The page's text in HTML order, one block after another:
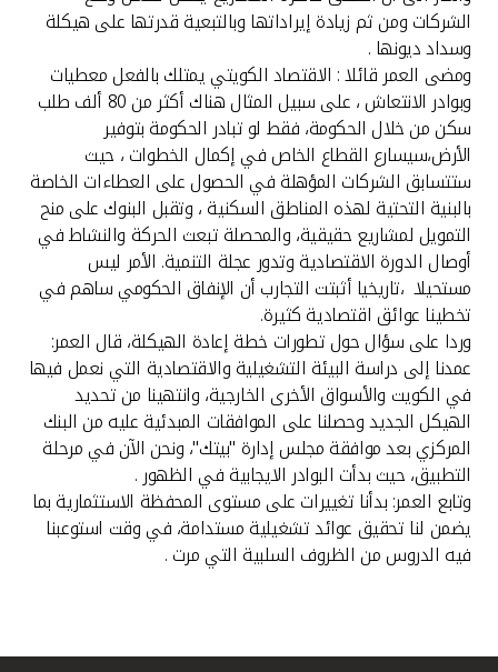
الشركات ومن ثم زيادة إيراداتها وبالتبعية قدرتها على هيكلة
وسداد ديونها .
ومضى العمر قائلا : الاقتصاد الكويتي يمتلك بالفعل معطيات
وبوادر الانتعاش ، على سبيل المثال هناك أكثر من 80 ألف طلب
سكن من خلال الحكومة، فقط لو تبادر الحكومة بتوفير
الأرض،سيسارع القطاع الخاص في إكمال الخطوات ، حيث
ستتسابق الشركات المؤهلة في الحصول على العطاءات الخاصة
بالبنية التحتية لهذه المناطق السكنية ، وتقبل البنوك على منح
التمويل لمشاريع حقيقية، والمحصلة تبعث الحركة والنشاط في
أوصال الدورة الاقتصادية وتدور عجلة التنمية. الأمر ليس
مستحيلا ،تاريخيا أثبتت التجارب أن الإنفاق الحكومي ساهم في
تخطينا عوائق اقتصادية كثيرة.
وردا على سؤال حول تطورات خطة إعادة الهيكلة، قال العمر:
عمدنا إلى دراسة البيئة التشغيلية والاقتصادية التي نعمل فيها
في الكويت والأسواق الأخرى الخارجية، وانتهينا من تحديد
الهيكل الجديد وحصلنا على الموافقات المبدئية عليه من البنك
المركزي بعد موافقة مجلس إدارة "بيتك"، ونحن الآن في مرحلة
التطبيق، حيث بدأت البوادر الايجابية في الظهور .
وتابع العمر: بدأنا تغييرات على مستوى المحفظة الاستثمارية بما
يضمن لنا تحقيق عوائد تشغيلية مستدامة، في وقت استوعبنا
فيه الدروس من الظروف السلبية التي مرت .